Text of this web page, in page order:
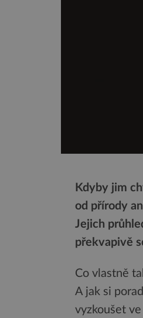
Kdyby jim
od přírody
Jejich
překvapivě
Co vlastně
A jak si
vyzkoušet